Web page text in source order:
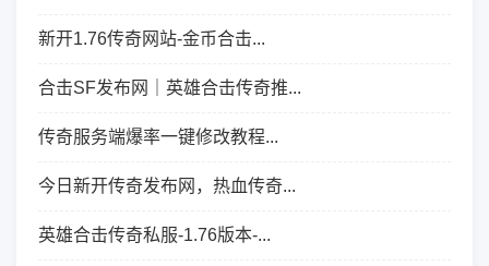
新开1.76传奇网站-金币合击...
合击SF发布网｜英雄合击传奇推...
传奇服务端爆率一键修改教程...
今日新开传奇发布网，热血传奇...
英雄合击传奇私服-1.76版本-...